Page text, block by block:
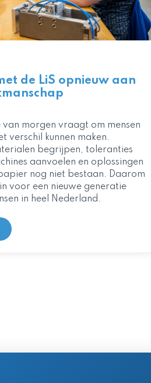
de LiS opnieuw aan
van morgen vraagt om mensen
verschil kunnen maken.
begrijpen, toleranties
aanvoelen en oplossingen
nog niet bestaan. Daarom
voor een nieuwe generatie
in heel Nederland.